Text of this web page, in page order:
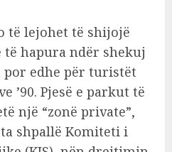
të lejohet të shijojë
hapura ndër shekuj
por edhe për turistët
’90. Pjesë e parkut të
një “zonë private”,
shpallë Komiteti i